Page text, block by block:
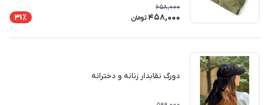
658,000
458,000 تومان 31٪
دورگ نقابدار زنانه و دخترانه